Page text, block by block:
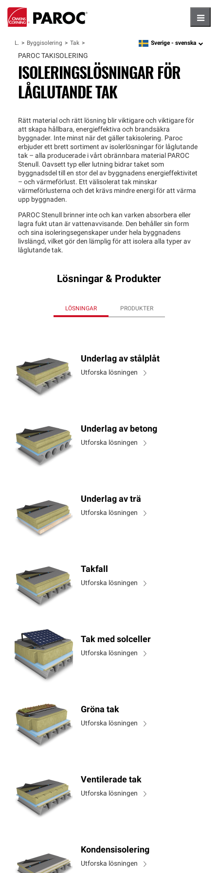
Lösningar Byggisolering Tak language
Sverige - svenska
PAROC TAKISOLERING
ISOLERINGSLÖSNINGAR FÖR
LÅGLUTANDE TAK
Rätt material och rätt lösning blir viktigare och viktigare för
att skapa hållbara, energieffektiva och brandsäkra
byggnader. Inte minst när det gäller takisolering. Paroc
erbjuder ett brett sortiment av isolerlösningar för låglutande
tak – alla producerade i vårt obrännbara material PAROC
Stenull. Oavsett typ eller lutning bidrar taket som
byggnadsdel till en stor del av byggnadens energieffektivitet
– och värmeförlust. Ett välisolerat tak minskar
värmeförlusterna och det krävs mindre energi för att värma
upp byggnaden.
PAROC Stenull brinner inte och kan varken absorbera eller
lagra fukt utan är vattenavvisande. Den behåller sin form
och sina isoleringsegenskaper under hela byggnadens
livslängd, vilket gör den lämplig för att isolera alla typer av
låglutande tak.
Lösningar & Produkter
LÖSNINGAR PRODUKTER
Underlag av stålplåt
Utforska lösningen
Underlag av betong
Utforska lösningen
Underlag av trä
Utforska lösningen
Takfall
Utforska lösningen
Tak med solceller
Utforska lösningen
Gröna tak
Utforska lösningen
Ventilerade tak
Utforska lösningen
Kondensisolering
Utforska lösningen